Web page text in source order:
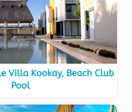
Villa Kookay, Beach Club
Pool